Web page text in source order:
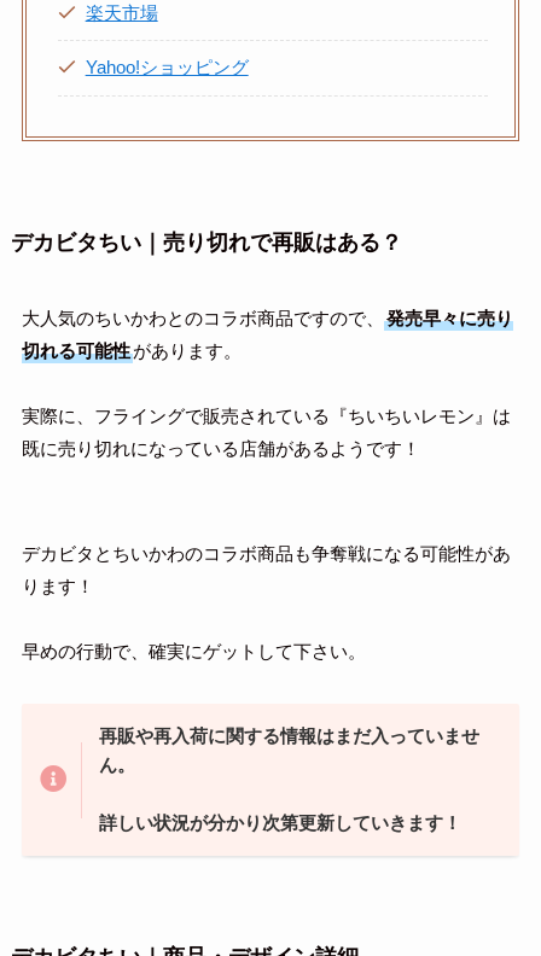
楽天市場
Yahoo!ショッピング
デカビタちい｜売り切れで再販はある？
大人気のちいかわとのコラボ商品ですので、
発売早々に売り
切れる可能性があります。
実際に、フライングで販売されている『ちいちいレモン』は
既に売り切れになっている店舗があるようです！
デカビタとちいかわのコラボ商品も争奪戦になる可能性があ
ります！
早めの行動で、確実にゲットして下さい。
再販や再入荷に関する情報はまだ入っていませ
ん。
詳しい状況が分かり次第更新していきます！